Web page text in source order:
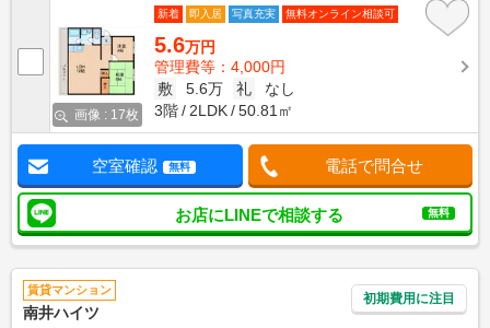
画像 : 17枚
新着 即入居 写真充実 無料オンライン相談可
5.6万円
管理費等：4,000円
敷
5.6万 礼
なし
3階
2LDK 50.81㎡
空室確認 無料 電話で問合せ
お店にLINEで相談する 無料
賃貸マンション
南井ハイツ
初期費用に注目